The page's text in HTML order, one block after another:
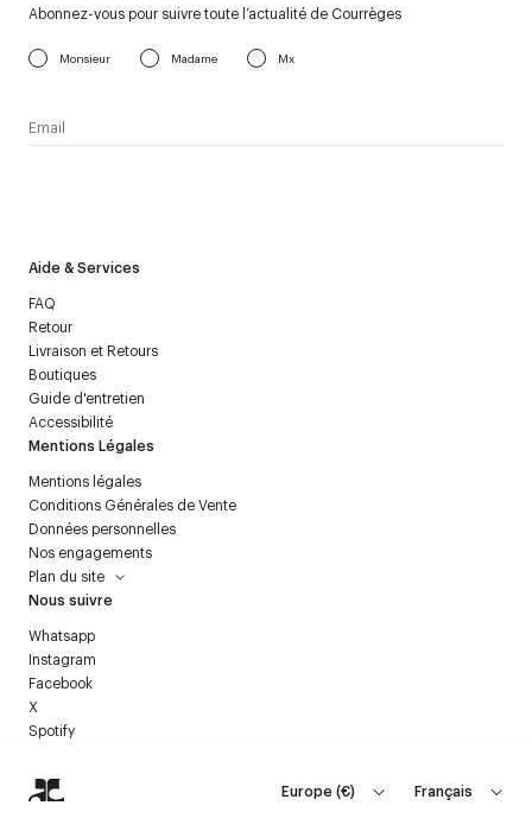
Aide & Services
FAQ
Retour
Livraison et Retours
Boutiques
Guide d'entretien
Accessibilité
Mentions Légales
Mentions légales
Conditions Générales de Vente
Données personnelles
Nos engagements
Plan du site
Nous suivre
Whatsapp
Instagram
Facebook
X
Spotify
Abonnez-vous pour suivre toute l’actualité de Courrèges
Monsieur Madame Mx
Europe(€) Français